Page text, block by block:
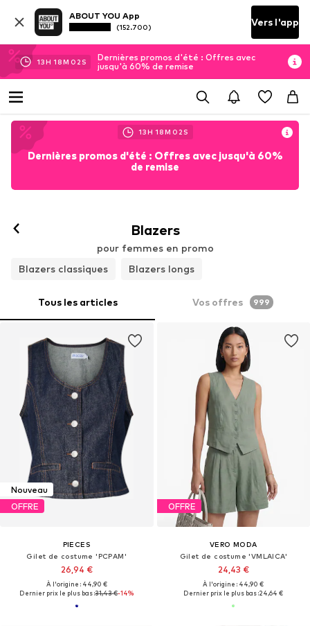
ABOUT YOU App
(152.700) Vers l'app
13H 17M 59 S
Dernières promos d'été : Offres avec
jusqu'à 60% de remise
13H 17M 59 S
Dernières promos d'été : Offres avec jusqu'à 60%
de remise
Blazers
pour femmes en promo
Blazers classiques
Blazers longs
Tous les articles Vos offres 999
Nouveau
OFFRE
PIECES
Gilet de costume 'PCPAM'
26,94 €
À l'origine : 44,90 €
Dernier prix le plus bas :31,43 €-14%
OFFRE
VERO MODA
Gilet de costume 'VMLAICA'
24,43 €
À l'origine : 44,90 €
Dernier prix le plus bas :24,64 €